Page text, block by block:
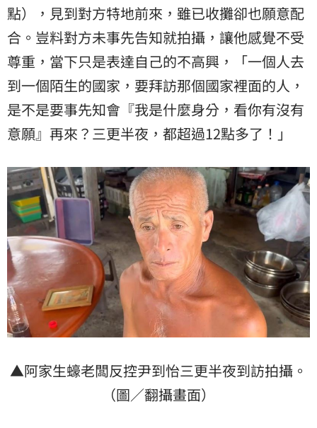
點），見到對方特地前來，雖已收攤卻也願意配
合。豈料對方未事先告知就拍攝，讓他感覺不受
尊重，當下只是表達自己的不高興，「一個人去
到一個陌生的國家，要拜訪那個國家裡面的人，
是不是要事先知會『我是什麼身分，看你有沒有
意願』再來？三更半夜，都超過12點多了！」
▲阿家生蠔老闆反控尹到怡三更半夜到訪拍攝。
（圖／翻攝畫面）